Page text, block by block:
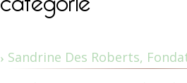
Sandrine Des Roberts,